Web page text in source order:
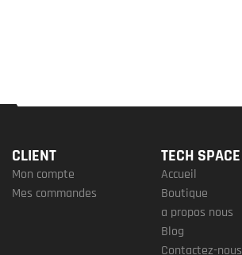
CLIENT
Mon compte
Mes commandes
TECH SPACE
Accueil
Boutique
a propos nous
Blog
Contactez-nous